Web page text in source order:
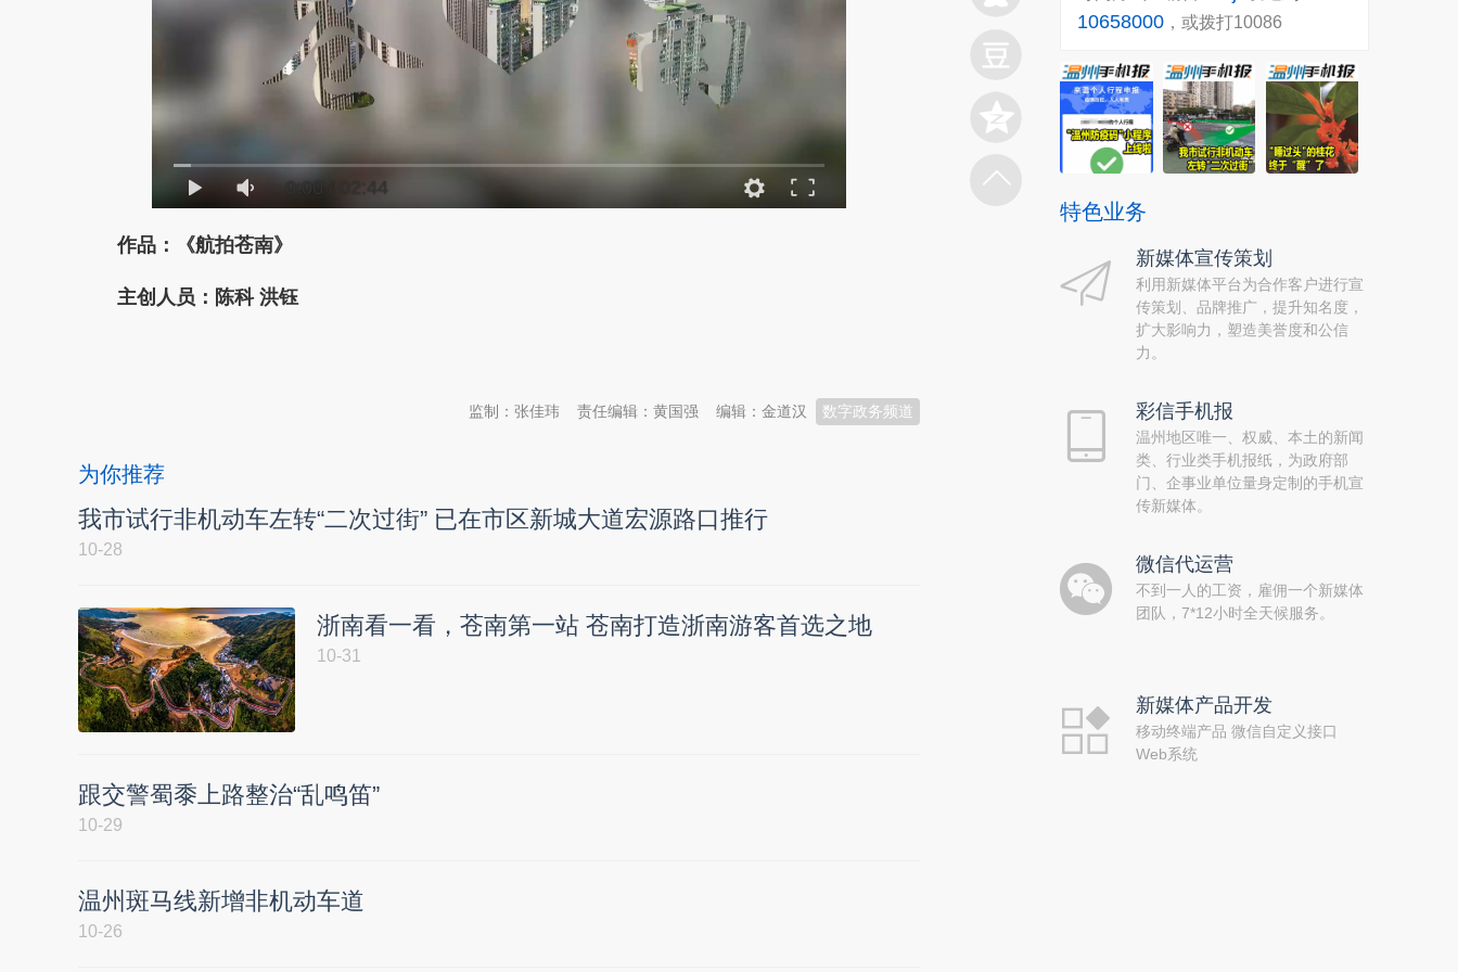
0:00 02:44
作品：《航拍苍南》
主创人员：陈科 洪钰
数字政务频道
编辑：金道汉
责任编辑：黄国强
监制：张佳玮
为你推荐
我市试行非机动车左转“二次过街” 已在市区新城大道宏源路口推行
10-28
浙南看一看，苍南第一站 苍南打造浙南游客首选之地
10-31
跟交警蜀黍上路整治“乱鸣笛”
10-29
温州斑马线新增非机动车道
10-26
10658000 ，或拨打10086
特色业务
新媒体宣传策划
利用新媒体平台为合作客户进行宣
传策划、品牌推广，提升知名度，
扩大影响力，塑造美誉度和公信
力。
彩信手机报
温州地区唯一、权威、本土的新闻
类、行业类手机报纸，为政府部
门、企事业单位量身定制的手机宣
传新媒体。
微信代运营
不到一人的工资，雇佣一个新媒体
团队，7*12小时全天候服务。
新媒体产品开发
移动终端产品 微信自定义接口
Web系统